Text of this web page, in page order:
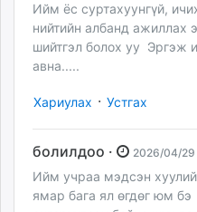
Ийм ёс суртахуунгүй,
нийтийн албанд ажиллах
шийтгэл болох уу Эргэж
авна.....
Хариулах · Устгах
болилдоо · 2026/04/29
Ийм учраа мэдсэн
ямар бага ял өгдөг юм бэ